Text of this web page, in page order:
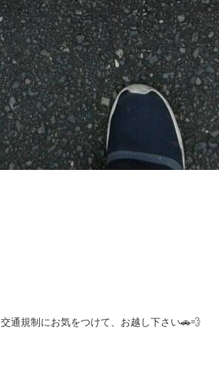
交通規制にお気をつけて、お越し下さい🚗💨